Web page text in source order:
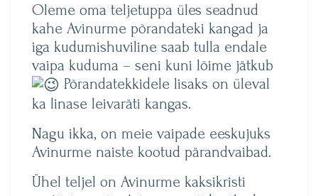
Oleme oma teljetuppa üles seadnud
kahe Avinurme põrandateki kangad ja
iga kudumishuviline saab tulla endale
vaipa kuduma – seni kuni lõime jätkub
Põrandatekkidele lisaks on üleval
ka linase leivaräti kangas.
Nagu ikka, on meie vaipade eeskujuks
Avinurme naiste kootud pärandvaibad.
Ühel teljel on Avinurme kaksikristi